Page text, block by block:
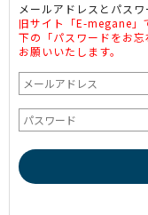
メールアドレスとパス
旧サイト「E-megane」
下の「パスワードをお
お願いいたします。